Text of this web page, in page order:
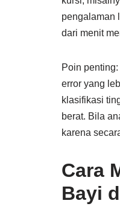
pengalaman
dari menit
Poin
error yang
klasifikasi
berat. Bila
karena
Cara
Bayi